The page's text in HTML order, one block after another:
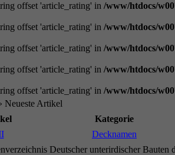
offset 'article_rating' in /www/htdocs/
offset 'article_rating' in /www/htdocs/
offset 'article_rating' in /www/htdocs/
offset 'article_rating' in /www/htdocs/
offset 'article_rating' in /www/htdocs/
Neueste Artikel
Kategorie
Decknamen
Deutscher unterirdischer Bauten